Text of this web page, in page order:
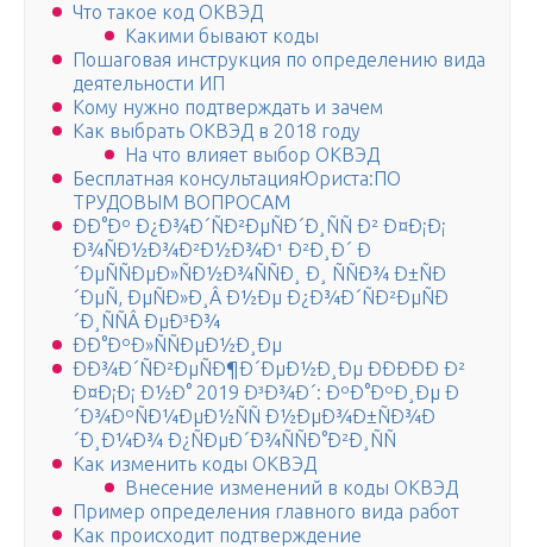
Что такое код ОКВЭД
Какими бывают коды
Пошаговая инструкция по определению вида
деятельности ИП
Кому нужно подтверждать и зачем
Как выбрать ОКВЭД в 2018 году
На что влияет выбор ОКВЭД
Бесплатная консультацияЮриста:ПО
ТРУДОВЫМ ВОПРОСАМ
ÐÐ°Ðº Ð¿Ð¾Ð´ÑÐ²ÐµÑÐ´Ð¸ÑÑ Ð² Ð¤Ð¡Ð¡
Ð¾ÑÐ½Ð¾Ð²Ð½Ð¾Ð¹ Ð²Ð¸Ð´ Ð
´ÐµÑÑÐµÐ»ÑÐ½Ð¾ÑÑÐ¸ Ð¸ ÑÑÐ¾ Ð±ÑÐ
´ÐµÑ, ÐµÑÐ»Ð¸Â Ð½Ðµ Ð¿Ð¾Ð´ÑÐ²ÐµÑÐ
´Ð¸ÑÑÂ ÐµÐ³Ð¾
ÐÐ°ÐºÐ»ÑÑÐµÐ½Ð¸Ðµ
ÐÐ¾Ð´ÑÐ²ÐµÑÐ¶Ð´ÐµÐ½Ð¸Ðµ ÐÐÐÐ­Ð Ð²
Ð¤Ð¡Ð¡ Ð½Ð° 2019 Ð³Ð¾Ð´: ÐºÐ°ÐºÐ¸Ðµ Ð
´Ð¾ÐºÑÐ¼ÐµÐ½ÑÑ Ð½ÐµÐ¾Ð±ÑÐ¾Ð
´Ð¸Ð¼Ð¾ Ð¿ÑÐµÐ´Ð¾ÑÑÐ°Ð²Ð¸ÑÑ
Как изменить коды ОКВЭД
Внесение изменений в коды ОКВЭД
Пример определения главного вида работ
Как происходит подтверждение